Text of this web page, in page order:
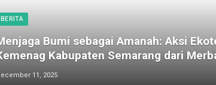
BERITA
Bumi sebagai Amanah: Aksi
Kabupaten Semarang dari
11, 2025